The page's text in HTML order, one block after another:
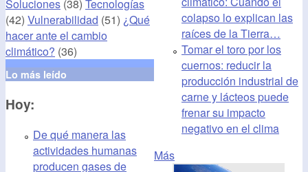
Soluciones (38) Tecnologías
(42) Vulnerabilidad (51) ¿Qué
hacer ante el cambio
climático? (36)
Lo más leído
Hoy:
De qué manera las
actividades humanas
producen gases de
colapso lo explican las
raíces de la Tierra…
Tomar el toro por los
cuernos: reducir la
producción industrial de
carne y lácteos puede
frenar su impacto
negativo en el clima
Más